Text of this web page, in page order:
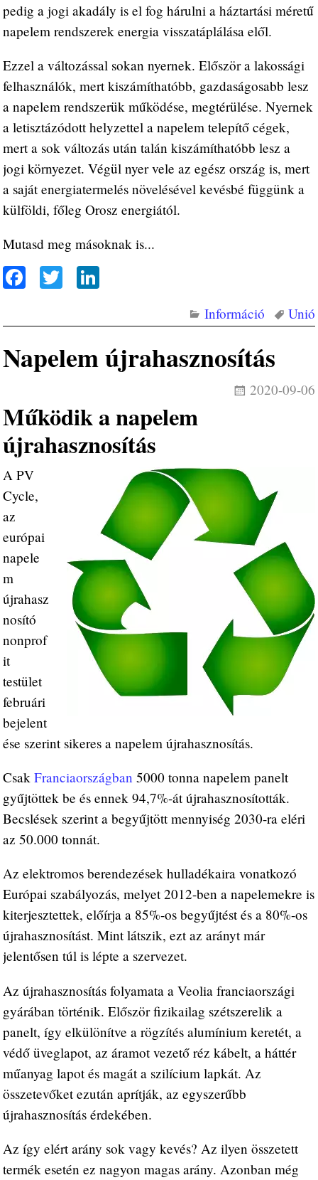
pedig a jogi akadály is el fog hárulni a háztartási méretű
napelem rendszerek energia visszatáplálása elől.
Ezzel a változással sokan nyernek. Először a lakossági
felhasználók, mert kiszámíthatóbb, gazdaságosabb lesz
a napelem rendszerük működése, megtérülése. Nyernek
a letisztázódott helyzettel a napelem telepítő cégek,
mert a sok változás után talán kiszámíthatóbb lesz a
jogi környezet. Végül nyer vele az egész ország is, mert
a saját energiatermelés növelésével kevésbé függünk a
külföldi, főleg Orosz energiától.
Mutasd meg másoknak is...
Fa
bo
T
tte
r
ed
In
Információ Unió
Napelem újrahasznosítás
2020-09-06
Működik a napelem
újrahasznosítás
A PV
Cycle,
az
európai
napele
m
újrahasz
nosító
nonprof
it
testület
februári
bejelent
ése szerint sikeres a napelem újrahasznosítás.
CsakFranciaországban 5000 tonna napelem panelt
gyűjtöttek be és ennek 94,7%-át újrahasznosították.
Becslések szerint a begyűjtött mennyiség 2030-ra eléri
az 50.000 tonnát.
Az elektromos berendezések hulladékaira vonatkozó
Európai szabályozás, melyet 2012-ben a napelemekre is
kiterjesztettek, előírja a 85%-os begyűjtést és a 80%-os
újrahasznosítást. Mint látszik, ezt az arányt már
jelentősen túl is lépte a szervezet.
Az újrahasznosítás folyamata a Veolia franciaországi
gyárában történik. Először fizikailag szétszerelik a
panelt, így elkülönítve a rögzítés alumínium keretét, a
védő üveglapot, az áramot vezető réz kábelt, a háttér
műanyag lapot és magát a szilícium lapkát. Az
összetevőket ezután aprítják, az egyszerűbb
újrahasznosítás érdekében.
Az így elért arány sok vagy kevés? Az ilyen összetett
termék esetén ez nagyon magas arány. Azonban még